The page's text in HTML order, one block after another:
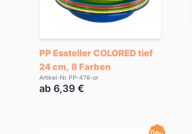
PP Essteller COLORED tief
24 cm, 8 Farben
Artikel-Nr. PP-476-or
ab 6,39 €